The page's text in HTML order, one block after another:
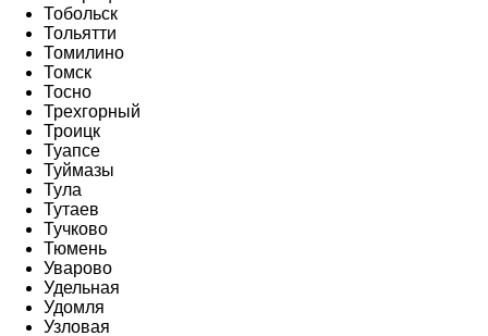
Тобольск
Тольятти
Томилино
Томск
Тосно
Трехгорный
Троицк
Туапсе
Туймазы
Тула
Тутаев
Тучково
Тюмень
Уварово
Удельная
Удомля
Узловая